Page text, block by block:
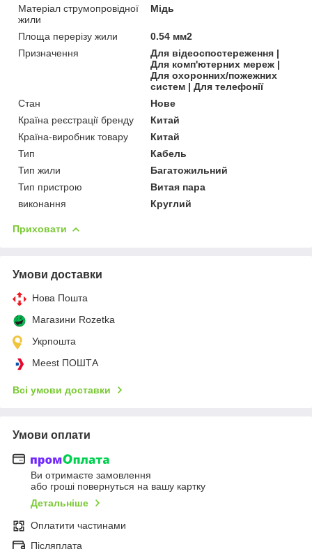
Матеріал струмопровідної
жили
Мідь
Площа перерізу жили
0.54 мм2
Призначення
Для відеоспостереження |
Для комп'ютерних мереж |
Для охоронних/пожежних
систем | Для телефонії
Стан
Нове
Країна реєстрації бренду
Китай
Країна-виробник товару
Китай
Тип
Кабель
Тип жили
Багатожильний
Тип пристрою
Витая пара
виконання
Круглий
Приховати
Умови доставки
Нова Пошта
Магазини Rozetka
Укрпошта
Meest ПОШТА
Всі умови доставки
Умови оплати
Ви отримаєте замовлення
або гроші повернуться на вашу картку
Детальніше
Оплатити частинами
Післяплата